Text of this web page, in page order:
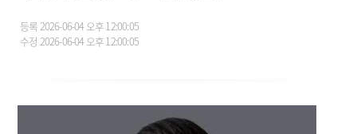
등록2026-06-04 오후 12:00:05
수정 2026-06-04 오후 12:00:05